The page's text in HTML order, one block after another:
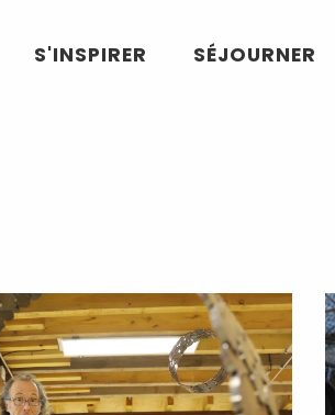
S'INSPIRER SÉJOURNER